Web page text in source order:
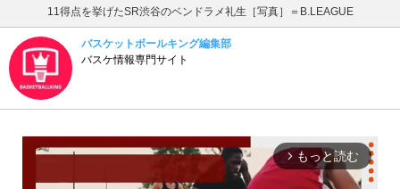
11得点を挙げたSR渋谷のベンドラメ礼生［写真］＝B.LEAGUE
バスケットボールキング編集部
バスケ情報専門サイト
arrow_forward_ios もっと読む